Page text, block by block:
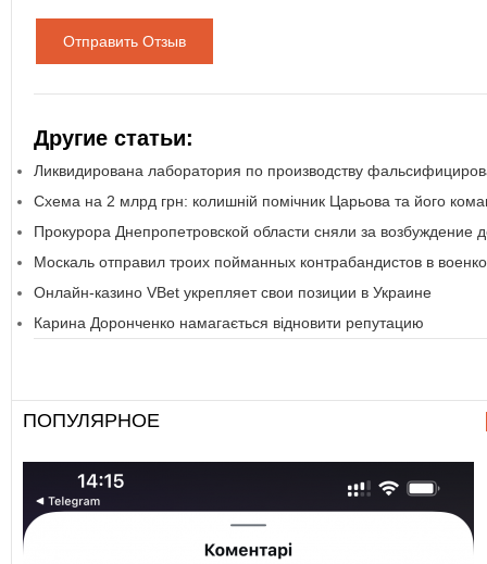
Отправить Отзыв
Другие статьи:
Ликвидирована лаборатория по производству
Схема на 2 млрд грн: колишній помічник Царьова та його
Прокурора Днепропетровской области сняли за возбуждение
Москаль отправил троих пойманных контрабандистов в
Онлайн-казино VBet укрепляет свои позиции в Украине
Карина Доронченко намагається відновити репутацию
ПОПУЛЯРНОЕ